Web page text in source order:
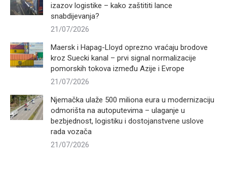
izazov logistike – kako zaštititi lance
snabdijevanja?
21/07/2026
Maersk i Hapag-Lloyd oprezno vraćaju brodove
kroz Suecki kanal – prvi signal normalizacije
pomorskih tokova između Azije i Evrope
21/07/2026
Njemačka ulaže 500 miliona eura u modernizaciju
odmorišta na autoputevima – ulaganje u
bezbjednost, logistiku i dostojanstvene uslove
rada vozača
21/07/2026